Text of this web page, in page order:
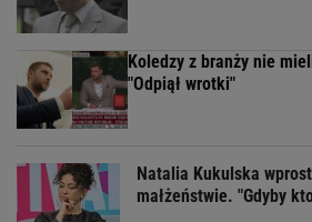
Koledzy z branży nie
"Odpiął wrotki"
Natalia Kukulska
małżeństwie. "Gdyby